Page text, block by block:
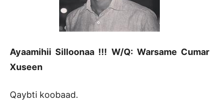
Ayaamihii Silloonaa !!! W/Q: Warsame Cumar
Xuseen
Qaybti koobaad.